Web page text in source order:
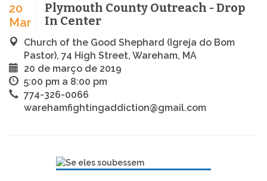
20
Mar
Plymouth County Outreach - Drop
In Center
Church of the Good Shephard (Igreja do Bom
Pastor), 74 High Street, Wareham, MA
20 de março de 2019
5:00 pm a 8:00 pm
774-326-0066
warehamfightingaddiction@gmail.com